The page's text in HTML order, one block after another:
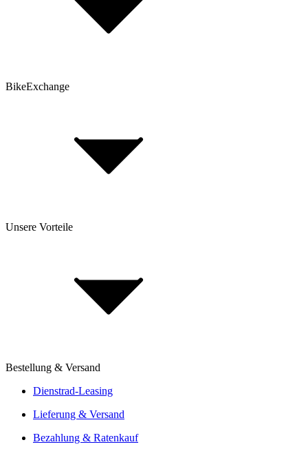
Top 80 E-Bike Marken
AGB
Cookie-Einstellungen
BikeExchange
Über Uns
BikeExchange für Händler
Unsere Vorteile
Aufbau vom Fachhändler
Angebote von über 300 Shops
Versand oder Click & Collect
Reservierung & Probefahrt vor Ort
Bestellung & Versand
Dienstrad-Leasing
Lieferung & Versand
Bezahlung & Ratenkauf